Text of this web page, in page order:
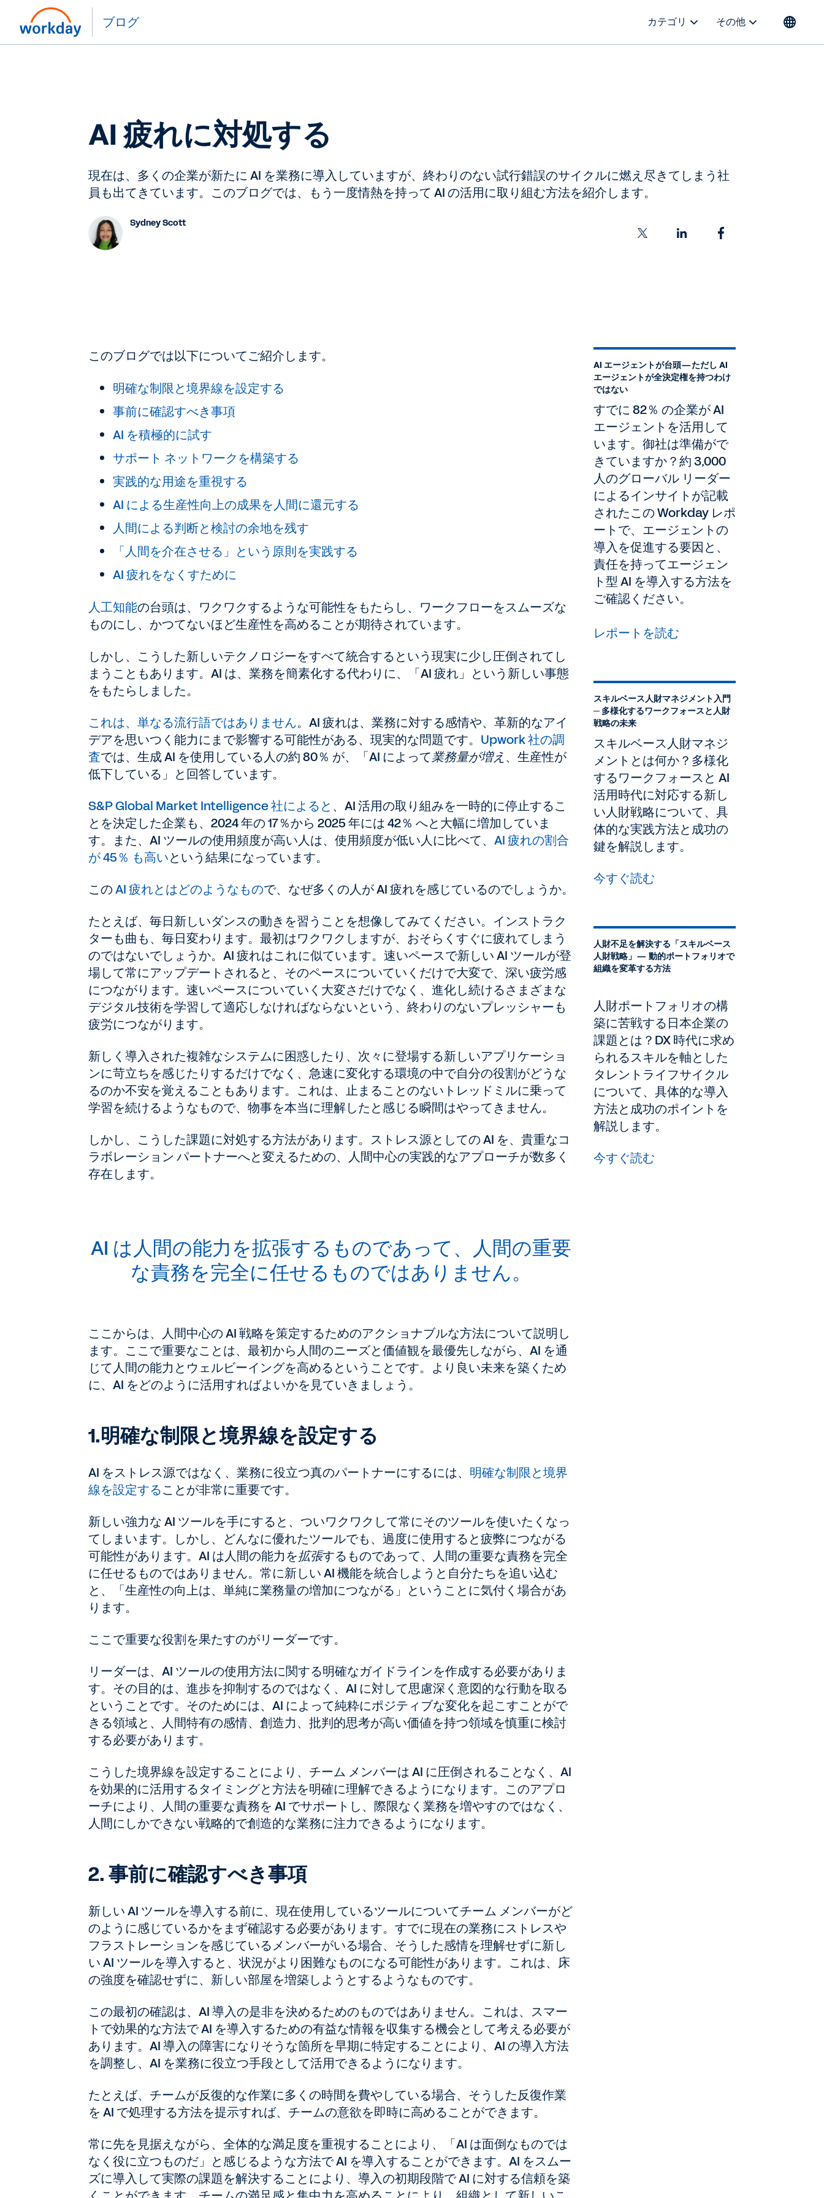
ブログ カテゴリ その他
AI 疲れに対処する
現在は、多くの企業が新たに AI を業務に導入していますが、終わりのない試行錯誤のサイクルに燃え尽きてしまう社
員も出てきています。このブログでは、もう一度情熱を持って AI の活用に取り組む方法を紹介します。
Sydney Scott
このブログでは以下についてご紹介します。
明確な制限と境界線を設定する
事前に確認すべき事項
AI を積極的に試す
サポート ネットワークを構築する
実践的な用途を重視する
AI による生産性向上の成果を人間に還元する
人間による判断と検討の余地を残す
「人間を介在させる」という原則を実践する
AI 疲れをなくすために
人工知能の台頭は、ワクワクするような可能性をもたらし、ワークフローをスムーズな
ものにし、かつてないほど生産性を高めることが期待されています。
しかし、こうした新しいテクノロジーをすべて統合するという現実に少し圧倒されてし
まうこともあります。AI は、業務を簡素化する代わりに、「AI 疲れ」という新しい事態
をもたらしました。
これは、単なる流行語ではありません。AI 疲れは、業務に対する感情や、革新的なアイ
デアを思いつく能力にまで影響する可能性がある、現実的な問題です。 Upwork 社の調
査では、生成 AI を使用している人の約 80％ が、「AI によって業務量が増え、生産性が
低下している」と回答しています。
S&P Global Market Intelligence 社によると 、AI 活用の取り組みを一時的に停止するこ
とを決定した企業も、2024 年の 17％から 2025 年には 42％ へと大幅に増加していま
す。また、AI ツールの使用頻度が高い人は、使用頻度が低い人に比べて、 AI 疲れの割合
が 45％ も高いという結果になっています。
このAI 疲れとはどのようなもので、なぜ多くの人が AI 疲れを感じているのでしょうか。
たとえば、毎日新しいダンスの動きを習うことを想像してみてください。インストラク
ターも曲も、毎日変わります。最初はワクワクしますが、おそらくすぐに疲れてしまう
のではないでしょうか。AI 疲れはこれに似ています。速いペースで新しい AI ツールが登
場して常にアップデートされると、そのペースについていくだけで大変で、深い疲労感
につながります。速いペースについていく大変さだけでなく、進化し続けるさまざまな
デジタル技術を学習して適応しなければならないという、終わりのないプレッシャーも
疲労につながります。
新しく導入された複雑なシステムに困惑したり、次々に登場する新しいアプリケーショ
ンに苛立ちを感じたりするだけでなく、急速に変化する環境の中で自分の役割がどうな
るのか不安を覚えることもあります。これは、止まることのないトレッドミルに乗って
学習を続けるようなもので、物事を本当に理解したと感じる瞬間はやってきません。
しかし、こうした課題に対処する方法があります。ストレス源としての AI を、貴重なコ
ラボレーション パートナーへと変えるための、人間中心の実践的なアプローチが数多く
存在します。
AI は人間の能力を拡張するものであって、人間の重要
な責務を完全に任せるものではありません。
ここからは、人間中心の AI 戦略を策定するためのアクショナブルな方法について説明し
ます。 ここで重要なことは、最初から人間のニーズと価値観を最優先しながら、AI を通
じて人間の能力とウェルビーイングを高めるということです。より良い未来を築くため
に、AI をどのように活用すればよいかを見ていきましょう。
1.明確な制限と境界線を設定する
AI をストレス源ではなく、業務に役立つ真のパートナーにするには、 明確な制限と境界
線を設定することが非常に重要です。
新しい強力な AI ツールを手にすると、ついワクワクして常にそのツールを使いたくなっ
てしまいます。しかし、どんなに優れたツールでも、過度に使用すると疲弊につながる
可能性があります。AI は人間の能力を拡張するものであって、人間の重要な責務を完全
に任せるものではありません。常に新しい AI 機能を統合しようと自分たちを追い込む
と、「生産性の向上は、単純に業務量の増加につながる」ということに気付く場合があ
ります。
ここで重要な役割を果たすのがリーダーです。
リーダーは、AI ツールの使用方法に関する明確なガイドラインを作成する必要がありま
す。その目的は、進歩を抑制するのではなく、AI に対して思慮深く意図的な行動を取る
ということです。そのためには、AI によって純粋にポジティブな変化を起こすことがで
きる領域と、人間特有の感情、創造力、批判的思考が高い価値を持つ領域を慎重に検討
する必要があります。
こうした境界線を設定することにより、チーム メンバーは AI に圧倒されることなく、AI
を効果的に活用するタイミングと方法を明確に理解できるようになります。 このアプロ
ーチにより、人間の重要な責務を AI でサポートし、際限なく業務を増やすのではなく、
人間にしかできない戦略的で創造的な業務に注力できるようになります。
2. 事前に確認すべき事項
新しい AI ツールを導入する前に、現在使用しているツールについてチーム メンバーがど
のように感じているかをまず確認する必要があります。すでに現在の業務にストレスや
フラストレーションを感じているメンバーがいる場合、そうした感情を理解せずに新し
い AI ツールを導入すると、状況がより困難なものになる可能性があります。これは、床
の強度を確認せずに、新しい部屋を増築しようとするようなものです。
この最初の確認は、AI 導入の是非を決めるためのものではありません。これは、スマー
トで効果的な方法で AI を導入するための有益な情報を収集する機会として考える必要が
あります。AI 導入の障害になりそうな箇所を早期に特定することにより、AI の導入方法
を調整し、AI を業務に役立つ手段として活用できるようになります。
たとえば、チームが反復的な作業に多くの時間を費やしている場合、そうした反復作業
を AI で処理する方法を提示すれば、チームの意欲を即時に高めることができます。
常に先を見据えながら、全体的な満足度を重視することにより、「AI は面倒なものでは
なく役に立つものだ」と感じるような方法で AI を導入することができます。 AI をスムー
ズに導入して実際の課題を解決することにより、導入の初期段階で AI に対する信頼を築
AI エージェントが台頭—ただし AI
エージェントが全決定権を持つわけ
ではない
すでに 82％ の企業が AI
エージェントを活用して
います。御社は準備がで
きていますか？約 3,000
人のグローバル リーダー
によるインサイトが記載
されたこの Workday レポ
ートで、エージェントの
導入を促進する要因と、
責任を持ってエージェン
ト型 AI を導入する方法を
ご確認ください。
レポートを読む
スキルベース人財マネジメント入門
─ 多様化するワークフォースと人財
戦略の未来
スキルベース人財マネジ
メントとは何か？多様化
するワークフォースと AI
活用時代に対応する新し
い人財戦略について、具
体的な実践方法と成功の
鍵を解説します。
今すぐ読む
人財不足を解決する「スキルベース
人財戦略」— 動的ポートフォリオで
組織を変革する方法
人財ポートフォリオの構
築に苦戦する日本企業の
課題とは？DX 時代に求め
られるスキルを軸とした
タレントライフサイクル
について、具体的な導入
方法と成功のポイントを
解説します。
今すぐ読む